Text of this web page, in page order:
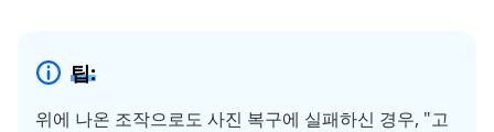
팁:
위에 나온 조작으로도 사진 복구에 실패하신 경우, "고